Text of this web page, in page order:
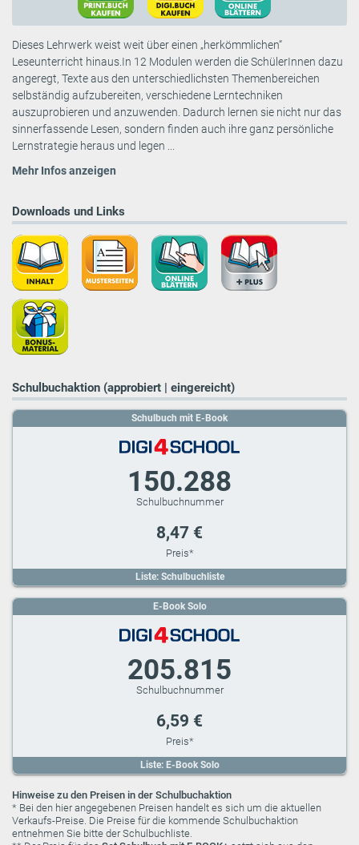
Dieses Lehrwerk weist weit über einen „herkömmlichen“
Leseunterricht hinaus.In 12 Modulen werden die SchülerInnen dazu
angeregt, Texte aus den unterschiedlichsten Themenbereichen
selbständig aufzubereiten, verschiedene Lerntechniken
auszuprobieren und anzuwenden. Dadurch lernen sie nicht nur das
sinnerfassende Lesen, sondern finden auch ihre ganz persönliche
Lernstrategie heraus und legen ...
Mehr Infos anzeigen
Downloads und Links
Schulbuchaktion (approbiert | eingereicht)
Liste: Schulbuchliste
Schulbuch mit E-Book
150.288
8,47 €
Liste: E-Book Solo
E-Book Solo
205.815
6,59 €
Hinweise zu den Preisen in der Schulbuchaktion
* Bei den hier angegebenen Preisen handelt es sich um die aktuellen
Verkaufs-Preise. Die Preise für die kommende Schulbuchaktion
entnehmen Sie bitte der Schulbuchliste.